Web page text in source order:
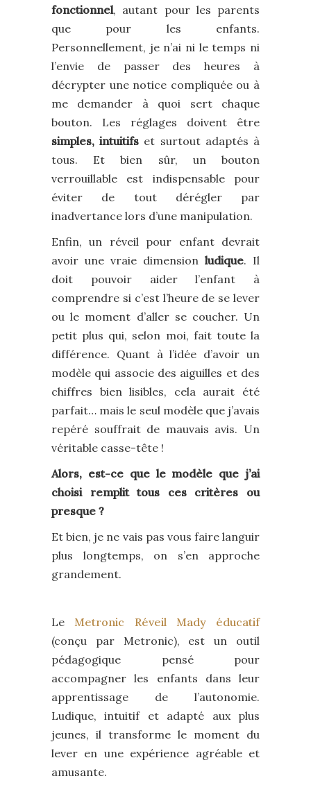
fonctionnel, autant pour les parents
que pour les enfants.
Personnellement, je n’ai ni le temps ni
l’envie de passer des heures à
décrypter une notice compliquée ou à
me demander à quoi sert chaque
bouton. Les réglages doivent être
simples, intuitifs et surtout adaptés à
tous. Et bien sûr, un bouton
verrouillable est indispensable pour
éviter de tout dérégler par
inadvertance lors d’une manipulation.
Enfin, un réveil pour enfant devrait
avoir une vraie dimension ludique. Il
doit pouvoir aider l’enfant à
comprendre si c’est l’heure de se lever
ou le moment d’aller se coucher. Un
petit plus qui, selon moi, fait toute la
différence. Quant à l’idée d’avoir un
modèle qui associe des aiguilles et des
chiffres bien lisibles, cela aurait été
parfait… mais le seul modèle que j’avais
repéré souffrait de mauvais avis. Un
véritable casse-tête !
Alors, est-ce que le modèle que j’ai
choisi remplit tous ces critères ou
presque ?
Et bien, je ne vais pas vous faire languir
plus longtemps, on s’en approche
grandement.
Le Metronic Réveil Mady éducatif
(conçu par Metronic), est un outil
pédagogique pensé pour
accompagner les enfants dans leur
apprentissage de l’autonomie.
Ludique, intuitif et adapté aux plus
jeunes, il transforme le moment du
lever en une expérience agréable et
amusante.